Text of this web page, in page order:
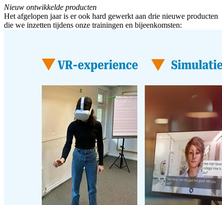
Nieuw ontwikkelde producten
Het afgelopen jaar is er ook hard gewerkt aan drie nieuwe producten
die we inzetten tijdens onze trainingen en bijeenkomsten: